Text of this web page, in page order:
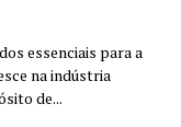
essenciais para a
na indústria
de...